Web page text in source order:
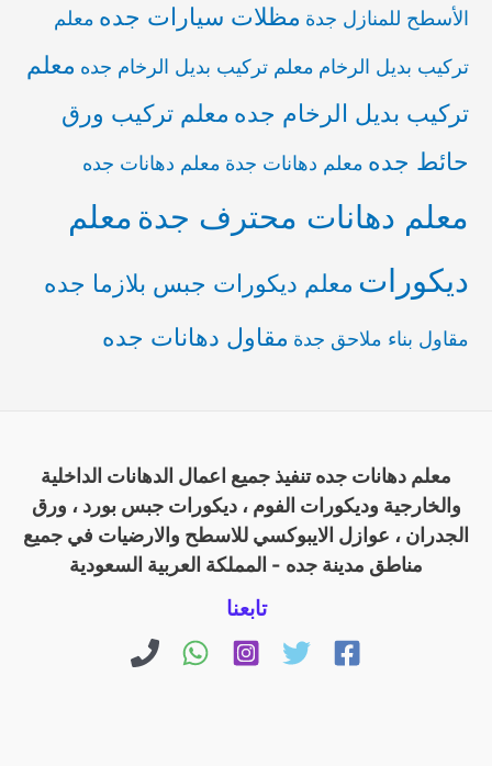
الأسطح للمنازل جدة مظلات سيارات جده معلم
تركيب بديل الرخام معلم تركيب بديل الرخام جده معلم
تركيب بديل الرخام جده معلم تركيب ورق
حائط جده معلم دهانات جدة معلم دهانات جده
معلم دهانات محترف جدة معلم
ديكورات معلم ديكورات جبس بلازما جده
مقاول بناء ملاحق جدة مقاول دهانات جده
معلم دهانات جده تنفيذ جميع اعمال الدهانات الداخلية
والخارجية وديكورات الفوم ، ديكورات جبس بورد ، ورق
الجدران ، عوازل الايبوكسي للاسطح والارضيات في جميع
مناطق مدينة جده - المملكة العربية السعودية
تابعنا